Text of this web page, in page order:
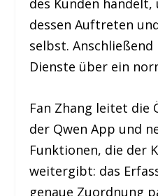
des Kunden
dessen Auftreten
selbst.
Dienste über ein
Fan Zhang leitet die
der Qwen App und
Funktionen, die der
weitergibt: das
genaue Zuordnung